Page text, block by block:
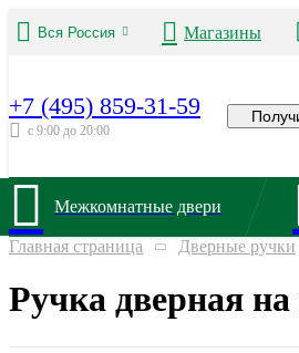
Вся Россия Магазины
+7 (495) 859-31-59
с 9:00 до 20:00
Межкомнатные двери
Главная страница Дверные ручки
Ручка дверная